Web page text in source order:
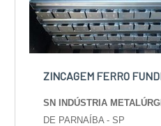
ZINCAGEM FERRO
SN INDÚSTRIA
DE PARNAÍBA - SP